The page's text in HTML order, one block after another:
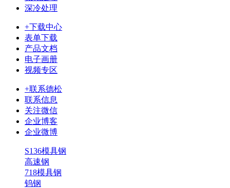
深冷处理
+下载中心
表单下载
产品文档
电子画册
视频专区
+联系德松
联系信息
关注微信
企业博客
企业微博
S136模具钢
高速钢
718模具钢
钨钢